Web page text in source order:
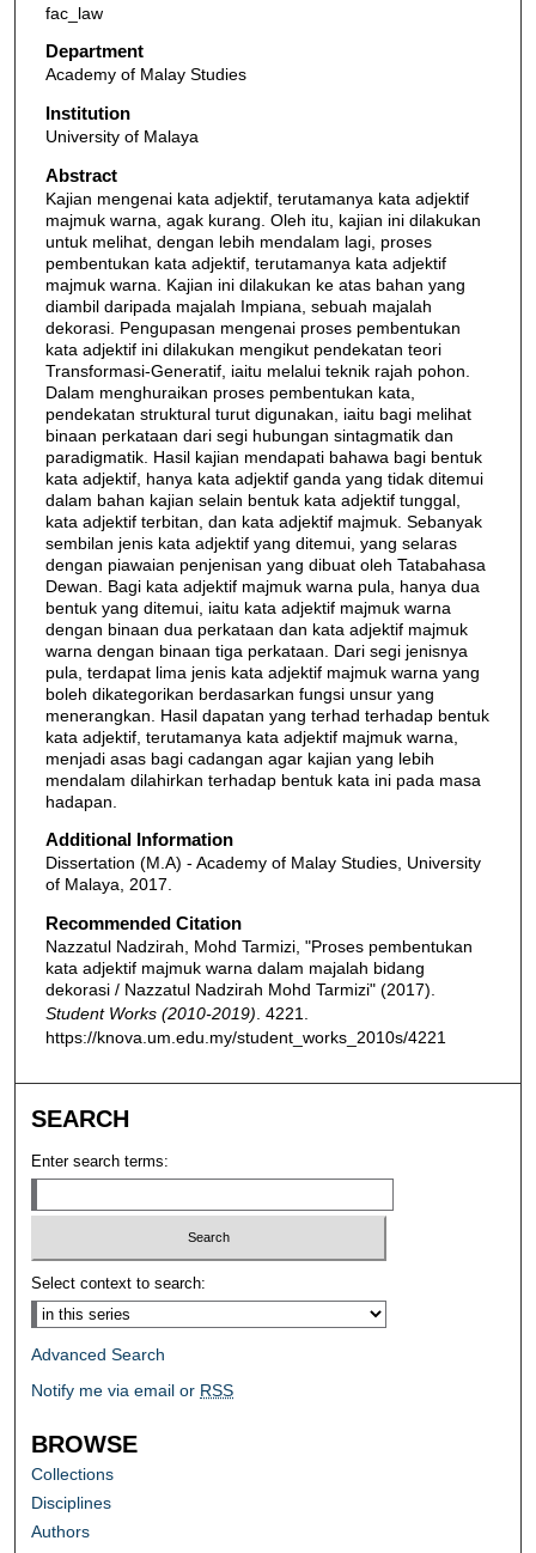
fac_law
Department
Academy of Malay Studies
Institution
University of Malaya
Abstract
Kajian mengenai kata adjektif, terutamanya kata adjektif
majmuk warna, agak kurang. Oleh itu, kajian ini dilakukan
untuk melihat, dengan lebih mendalam lagi, proses
pembentukan kata adjektif, terutamanya kata adjektif
majmuk warna. Kajian ini dilakukan ke atas bahan yang
diambil daripada majalah Impiana, sebuah majalah
dekorasi. Pengupasan mengenai proses pembentukan
kata adjektif ini dilakukan mengikut pendekatan teori
Transformasi-Generatif, iaitu melalui teknik rajah pohon.
Dalam menghuraikan proses pembentukan kata,
pendekatan struktural turut digunakan, iaitu bagi melihat
binaan perkataan dari segi hubungan sintagmatik dan
paradigmatik. Hasil kajian mendapati bahawa bagi bentuk
kata adjektif, hanya kata adjektif ganda yang tidak ditemui
dalam bahan kajian selain bentuk kata adjektif tunggal,
kata adjektif terbitan, dan kata adjektif majmuk. Sebanyak
sembilan jenis kata adjektif yang ditemui, yang selaras
dengan piawaian penjenisan yang dibuat oleh Tatabahasa
Dewan. Bagi kata adjektif majmuk warna pula, hanya dua
bentuk yang ditemui, iaitu kata adjektif majmuk warna
dengan binaan dua perkataan dan kata adjektif majmuk
warna dengan binaan tiga perkataan. Dari segi jenisnya
pula, terdapat lima jenis kata adjektif majmuk warna yang
boleh dikategorikan berdasarkan fungsi unsur yang
menerangkan. Hasil dapatan yang terhad terhadap bentuk
kata adjektif, terutamanya kata adjektif majmuk warna,
menjadi asas bagi cadangan agar kajian yang lebih
mendalam dilahirkan terhadap bentuk kata ini pada masa
hadapan.
Additional Information
Dissertation (M.A) - Academy of Malay Studies, University
of Malaya, 2017.
Recommended Citation
Nazzatul Nadzirah, Mohd Tarmizi, "Proses pembentukan
kata adjektif majmuk warna dalam majalah bidang
dekorasi / Nazzatul Nadzirah Mohd Tarmizi" (2017).
Student Works (2010-2019) . 4221.
https://knova.um.edu.my/student_works_2010s/4221
SEARCH
Enter search terms:
Select context to search:
Advanced Search
Notify me via email or RSS
BROWSE
Collections
Disciplines
Authors